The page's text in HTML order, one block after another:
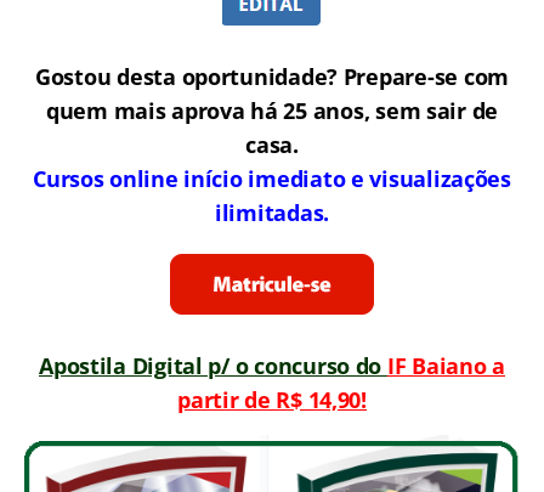
Gostou desta oportunidade? Prepare-se com
quem mais aprova há 25 anos, sem sair de
casa.
Cursos online início imediato e visualizações
ilimitadas.
Apostila Digital p/ o concurso do IF Baiano a
partir de R$ 14,90!